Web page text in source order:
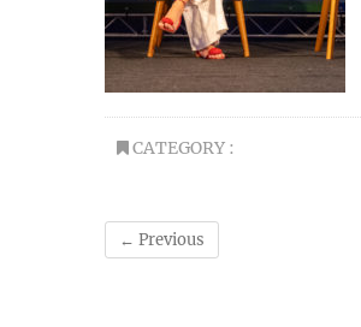
CATEGORY :
← Previous